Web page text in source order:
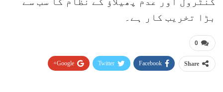
بڑا تخریب کار ہے۔
0
Share
Facebook
Twitter
Google+